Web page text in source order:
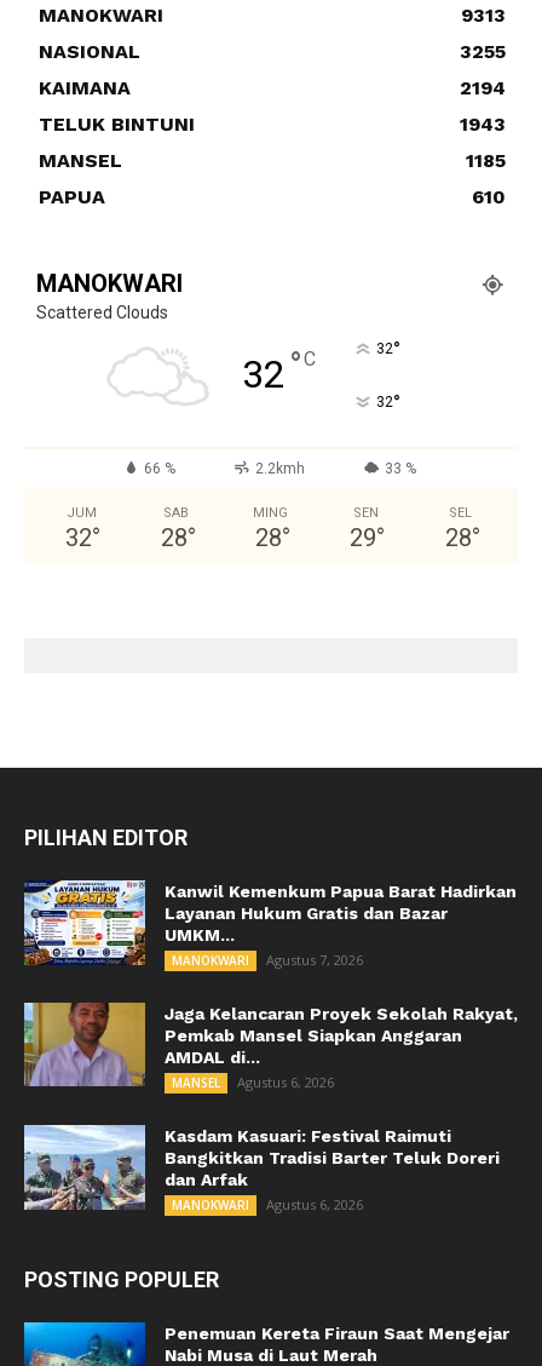
MANOKWARI
9313
NASIONAL
3255
KAIMANA
2194
TELUK BINTUNI
1943
MANSEL
1185
PAPUA
610
MANOKWARI
Scattered Clouds
32 °C 32°
32°
66 % 2.2kmh 33 %
JUM
32°
SAB
28°
MING
28°
SEN
29°
SEL
28°
PILIHAN EDITOR
Kanwil Kemenkum Papua Barat Hadirkan
Layanan Hukum Gratis dan Bazar
UMKM...
MANOKWARI Agustus 7, 2026
Jaga Kelancaran Proyek Sekolah Rakyat,
Pemkab Mansel Siapkan Anggaran
AMDAL di...
MANSEL Agustus 6, 2026
Kasdam Kasuari: Festival Raimuti
Bangkitkan Tradisi Barter Teluk Doreri
dan Arfak
MANOKWARI Agustus 6, 2026
POSTING POPULER
Penemuan Kereta Firaun Saat Mengejar
Nabi Musa di Laut Merah